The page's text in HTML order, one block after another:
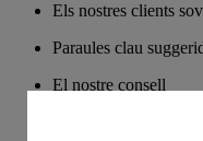
Els nostres clients
Paraules clau
El nostre consell